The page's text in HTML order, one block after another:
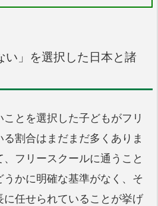
い」を選択した日本と諸
とを選択した子どもがフリ
割合はまだまだ多くありま
フリースクールに通うこと
かに明確な基準がなく、そ
任せられていることが挙げ